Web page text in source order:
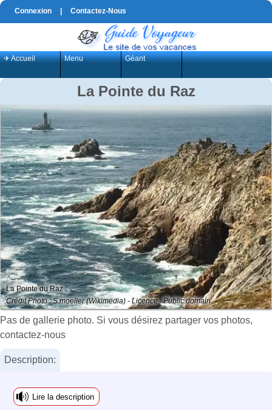
Connexion Contactez-Nous
✈ Accueil Menu Géant
La Pointe du Raz
La Pointe du Raz
Crédit Photo : S.moeller (Wikimedia) - Licence : Public domain
Pas de gallerie photo. Si vous désirez partager vos photos,
contactez-nous
Description:
Lire la description